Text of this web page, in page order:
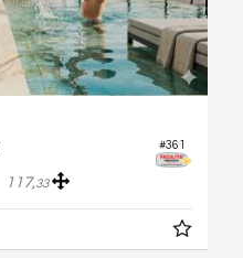
#361
117,33